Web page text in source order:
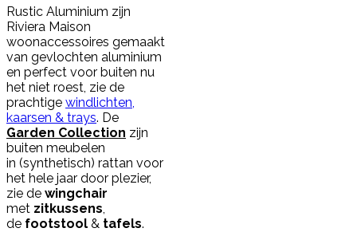
Rustic Aluminium zijn
Riviera Maison
woonaccessoires gemaakt
van gevlochten aluminium
en perfect voor buiten nu
het niet roest, zie de
prachtige windlichten,
kaarsen & trays. De
Garden Collection zijn
buiten meubelen
in (synthetisch) rattan voor
het hele jaar door plezier,
zie de wingchair
met zitkussens
de footstool & tafels.